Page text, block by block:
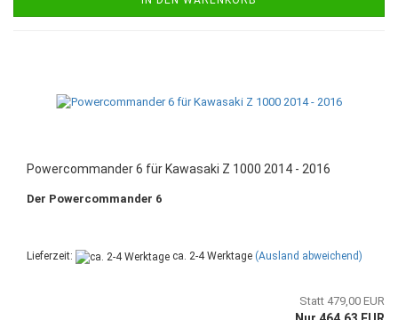
Powercommander 6 für Kawasaki Z 1000 2014 - 2016
Der Powercommander 6
Lieferzeit: ca. 2-4 Werktage (Ausland abweichend)
Statt 479,00 EUR